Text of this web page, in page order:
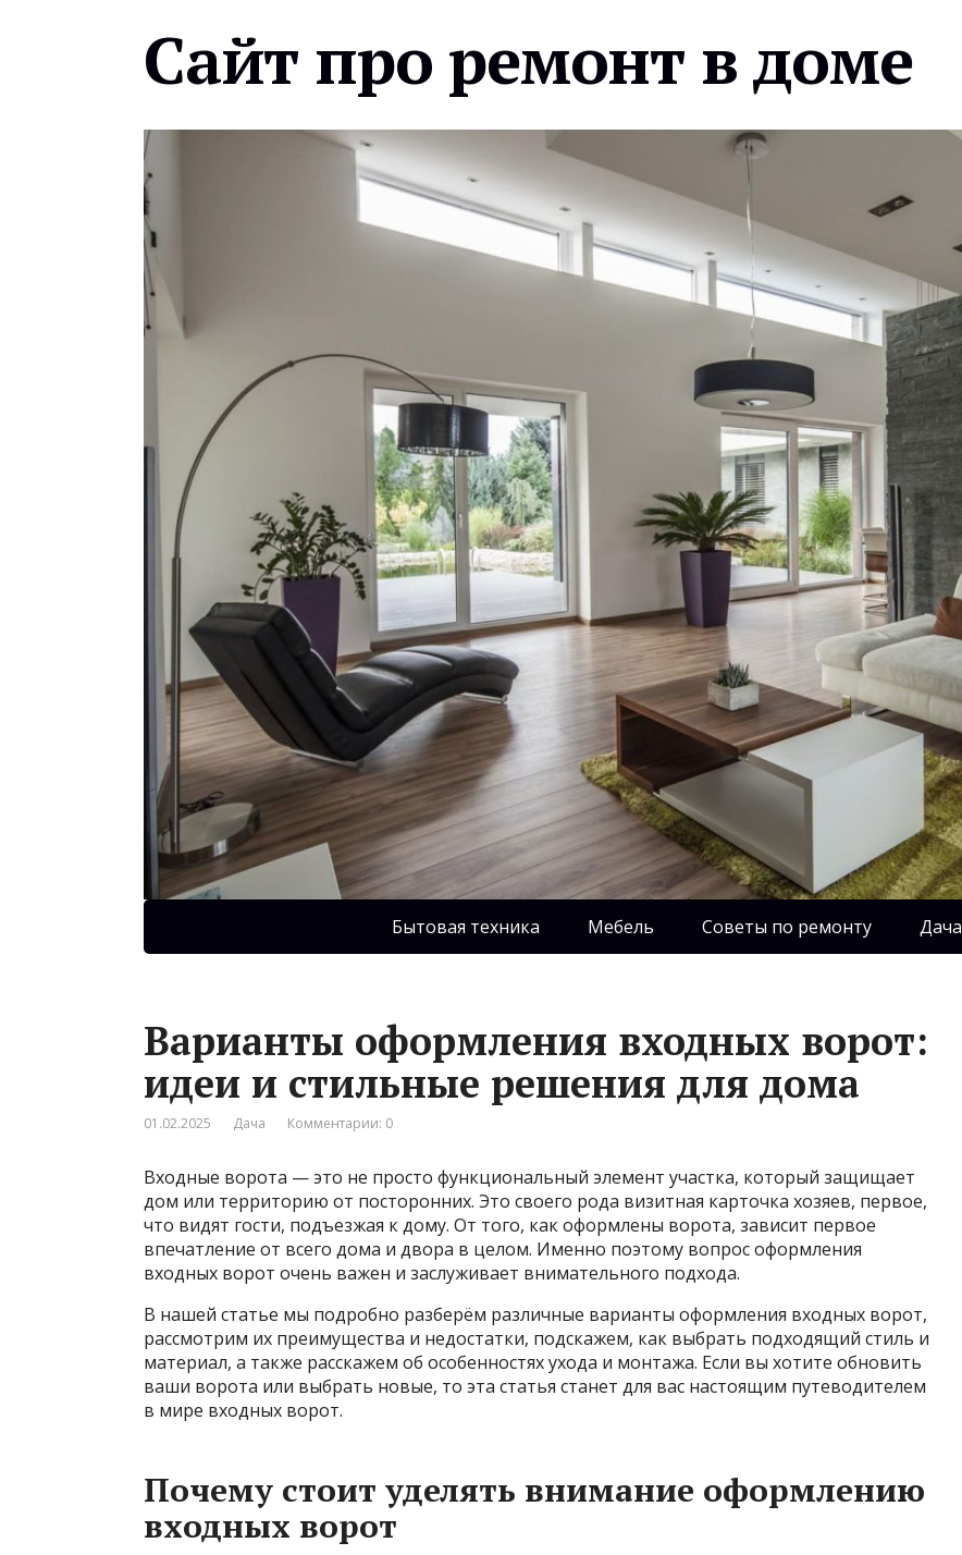
Сайт про ремонт в доме
Бытовая техника Мебель Советы по ремонту Дача
Варианты оформления входных ворот:
идеи и стильные решения для дома
01.02.2025 Дача Комментарии: 0
Входные ворота — это не просто функциональный элемент участка, который защищает
дом или территорию от посторонних. Это своего рода визитная карточка хозяев, первое,
что видят гости, подъезжая к дому. От того, как оформлены ворота, зависит первое
впечатление от всего дома и двора в целом. Именно поэтому вопрос оформления
входных ворот очень важен и заслуживает внимательного подхода.
В нашей статье мы подробно разберём различные варианты оформления входных ворот,
рассмотрим их преимущества и недостатки, подскажем, как выбрать подходящий стиль и
материал, а также расскажем об особенностях ухода и монтажа. Если вы хотите обновить
ваши ворота или выбрать новые, то эта статья станет для вас настоящим путеводителем
в мире входных ворот.
Почему стоит уделять внимание оформлению
входных ворот